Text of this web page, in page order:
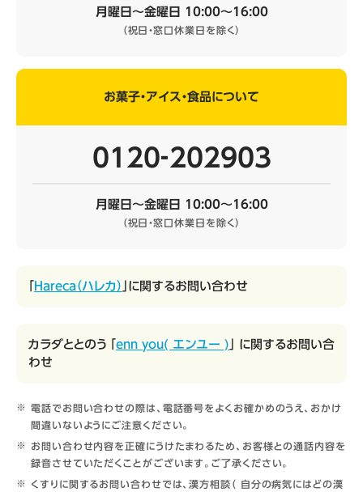
月曜日～金曜日 10:00～16:00
（祝日・窓口休業日を除く）
お菓子・アイス・食品について
0120‐202903
月曜日～金曜日 10:00～16:00
（祝日・窓口休業日を除く）
Hareca（ハレカ） 」に関するお問い合わせ
カラダととのう 「 enn you( エンユー ) 」 に関するお問い合
わせ
電話でお問い合わせの際は、電話番号をよくお確かめのうえ、おかけ
間違いないようにご注意ください。
お問い合わせ内容を正確にうけたまわるため、お客様との通話内容を
録音させていただくことがございます。ご了承ください。
くすりに関するお問い合わせでは、漢方相談（ 自分の病気にはどの漢